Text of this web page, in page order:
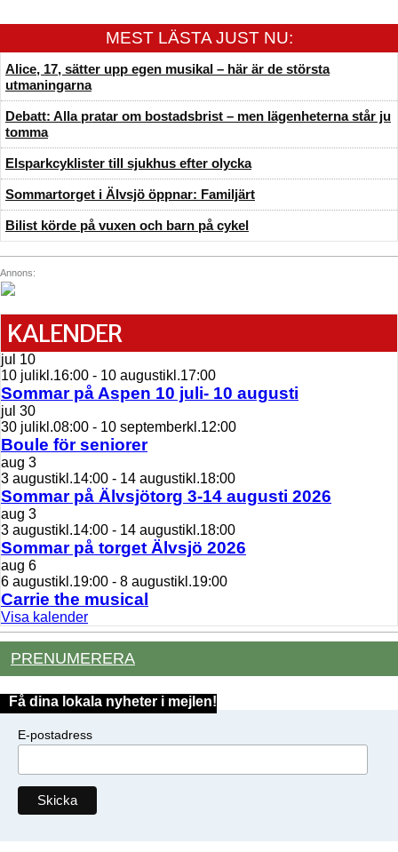
MEST LÄSTA JUST NU:
Alice, 17, sätter upp egen musikal – här är de största
utmaningarna
Debatt: Alla pratar om bostadsbrist – men lägenheterna står ju
tomma
Elsparkcyklister till sjukhus efter olycka
Sommartorget i Älvsjö öppnar: Familjärt
Bilist körde på vuxen och barn på cykel
Annons:
KALENDER
jul 10
10 julikl.16:00 - 10 augustikl.17:00
Sommar på Aspen 10 juli- 10 augusti
jul 30
30 julikl.08:00 - 10 septemberkl.12:00
Boule för seniorer
aug 3
3 augustikl.14:00 - 14 augustikl.18:00
Sommar på Älvsjötorg 3-14 augusti 2026
aug 3
3 augustikl.14:00 - 14 augustikl.18:00
Sommar på torget Älvsjö 2026
aug 6
6 augustikl.19:00 - 8 augustikl.19:00
Carrie the musical
Visa kalender
PRENUMERERA
Få dina lokala nyheter i mejlen!
E-postadress